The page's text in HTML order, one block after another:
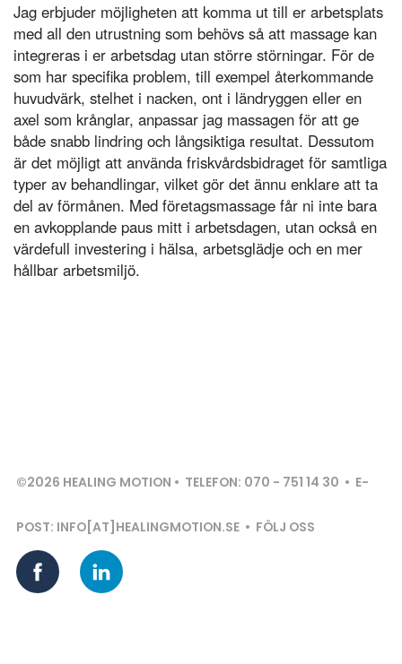
Jag erbjuder möjligheten att komma ut till er arbetsplats
med all den utrustning som behövs så att massage kan
integreras i er arbetsdag utan större störningar. För de
som har specifika problem, till exempel återkommande
huvudvärk, stelhet i nacken, ont i ländryggen eller en
axel som krånglar, anpassar jag massagen för att ge
både snabb lindring och långsiktiga resultat. Dessutom
är det möjligt att använda friskvårdsbidraget för samtliga
typer av behandlingar, vilket gör det ännu enklare att ta
del av förmånen. Med företagsmassage får ni inte bara
en avkopplande paus mitt i arbetsdagen, utan också en
värdefull investering i hälsa, arbetsglädje och en mer
hållbar arbetsmiljö.
©2026 HEALING MOTION • TELEFON: 070 - 751 14 30 • E-
POST: INFO[AT]HEALINGMOTION.SE • FÖLJ OSS